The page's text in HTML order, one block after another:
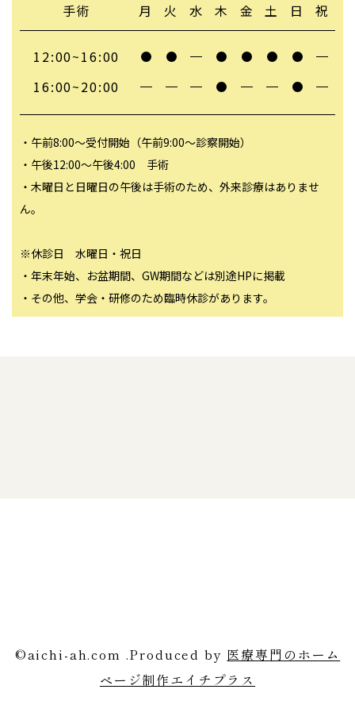
手術
12:00~16:00
16:00~20:00
月 火 水 木 金 土 日 祝
・午前8:00～受付開始（午前9:00～診察開始）
・午後12:00～午後4:00 手術
・木曜日と日曜日の午後は手術のため、外来診療はありませ
ん。
※休診日 水曜日・祝日
・年末年始、お盆期間、GW期間などは別途HPに掲載
・その他、学会・研修のため臨時休診があります。
©aichi-ah.com .Produced by 医療専門のホーム
ページ制作エイチプラス